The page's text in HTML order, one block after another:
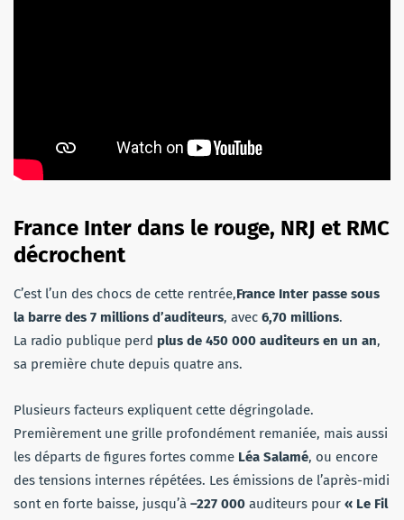
France Inter dans le rouge, NRJ et RMC
décrochent
C’est l’un des chocs de cette rentrée,France Inter passe sous
la barre des 7 millions d’auditeurs, avec 6,70 millions.
La radio publique perd plus de 450 000 auditeurs en un an,
sa première chute depuis quatre ans.
Plusieurs facteurs expliquent cette dégringolade.
Premièrement une grille profondément remaniée, mais aussi
les départs de figures fortes comme Léa Salamé, ou encore
des tensions internes répétées. Les émissions de l’après-midi
sont en forte baisse, jusqu’à –227 000 auditeurs pour « Le Fil